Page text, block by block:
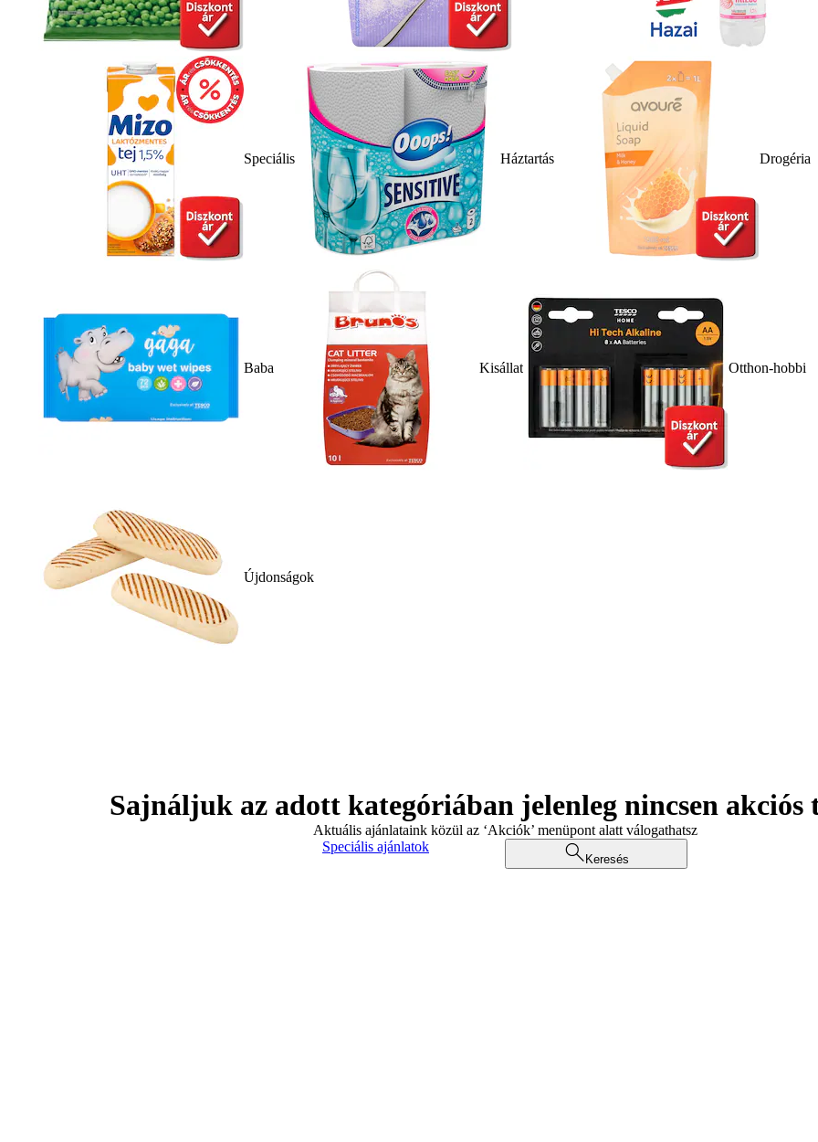
Speciális Háztartás Drogéria
Baba Kisállat Otthon-hobbi
Újdonságok
Sajnáljuk az adott kategóriában jelenleg nincsen akciós
Aktuális ajánlataink közül az ‘Akciók’ menüpont alatt válogathatsz
Speciális ajánlatok
Keresés